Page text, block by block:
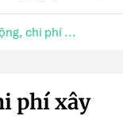
chi phí ...
phí xây